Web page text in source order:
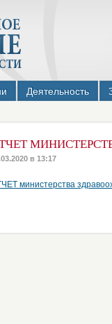
Деятельность
в 13:17
министерства